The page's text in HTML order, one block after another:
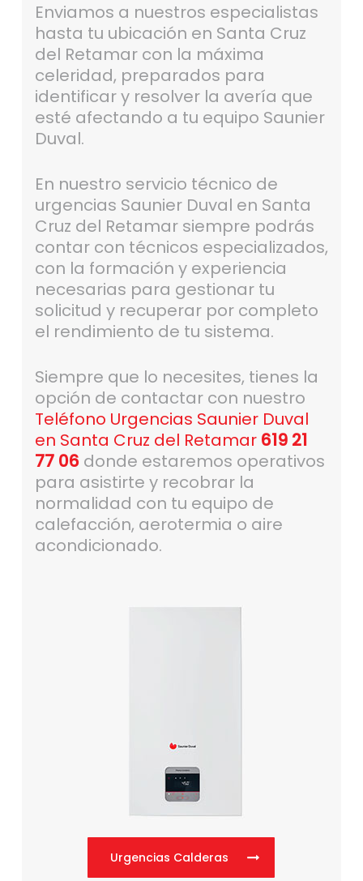
Enviamos a nuestros especialistas
hasta tu ubicación en Santa Cruz
del Retamar con la máxima
celeridad, preparados para
identificar y resolver la avería que
esté afectando a tu equipo Saunier
Duval.
En nuestro servicio técnico de
urgencias Saunier Duval en Santa
Cruz del Retamar siempre podrás
contar con técnicos especializados,
con la formación y experiencia
necesarias para gestionar tu
solicitud y recuperar por completo
el rendimiento de tu sistema.
Siempre que lo necesites, tienes la
opción de contactar con nuestro
Teléfono Urgencias Saunier Duval
en Santa Cruz del Retamar619 21
77 06 donde estaremos operativos
para asistirte y recobrar la
normalidad con tu equipo de
calefacción, aerotermia o aire
acondicionado.
Urgencias Calderas